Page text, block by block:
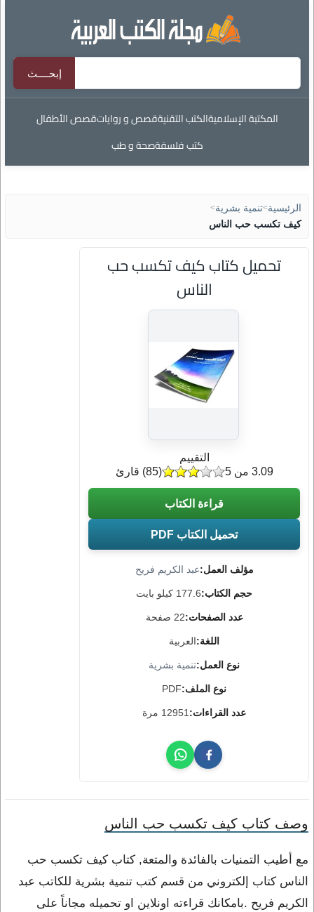
المكتبة الإسلاميةالكتب التقنيةقصص و رواياتقصص الأطفال
كتب فلسفةصحة و طب
الرئيسية>تنمية بشرية>
كيف تكسب حب الناس
تحميل كتاب كيف تكسب حب
الناس
مؤلف العمل:عبد الكريم فريح
حجم الكتاب:177.6 كيلو بايت
عدد الصفحات:22 صفحة
اللغة:العربية
نوع العمل:تنمية بشرية
نوع الملف:PDF
عدد القراءات: 12951 مرة
التقييم
(
85) قارئ 3.09 من 5
قراءة الكتاب
تحميل الكتاب PDF
وصف كتاب كيف تكسب حب الناس
مع أطيب التمنيات بالفائدة والمتعة, كتاب كيف تكسب حب
الناس كتاب إلكتروني من قسم كتب تنمية بشرية للكاتب عبد
الكريم فريح .بامكانك قراءته اونلاين او تحميله مجاناً على